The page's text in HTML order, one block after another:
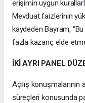
erişimin uygun
Mevduat faizlerinin
kaydeden Bayram, “Bu
fazla kazanç elde
İKİ AYRI PANEL
Açılış
süreçleri konusunda